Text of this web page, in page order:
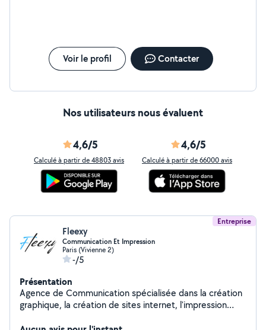
Voir le profil Contacter
Nos utilisateurs nous évaluent
4,6/5
Calculé à partir de 48803 avis
4,6/5
Calculé à partir de 66000 avis
Entreprise
Fleexy
Communication Et Impression
Paris (Vivienne 2)
-/5
Présentation
Agence de Communication spécialisée dans la création
graphique, la création de sites internet, l'impression